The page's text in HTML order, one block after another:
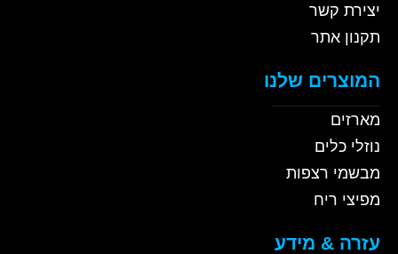
יצירת קשר
תקנון אתר
המוצרים שלנו
מארזים
נוזלי כלים
מבשמי רצפות
מפיצי ריח
עזרה & מידע